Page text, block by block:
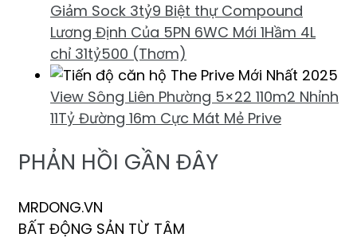
Giảm Sock 3tỷ9 Biệt thự Compound
Lương Định Của 5PN 6WC Mới 1Hầm 4L
chỉ 31tỷ500 (Thơm)
View Sông Liên Phường 5×22 110m2 Nhỉnh
11Tỷ Đường 16m Cực Mát Mẻ Prive
PHẢN HỒI GẦN ĐÂY
MRDONG.VN
BẤT ĐỘNG SẢN TỪ TÂM